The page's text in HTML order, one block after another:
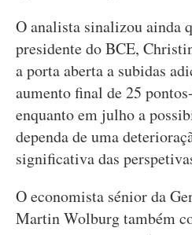
O analista sinalizou ainda
presidente do BCE,
a porta aberta a subidas
aumento final de 25
enquanto em julho a
dependa de uma
significativa das
O economista sénior da
Martin Wolburg também